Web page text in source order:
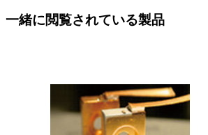
一緒に閲覧されている製品